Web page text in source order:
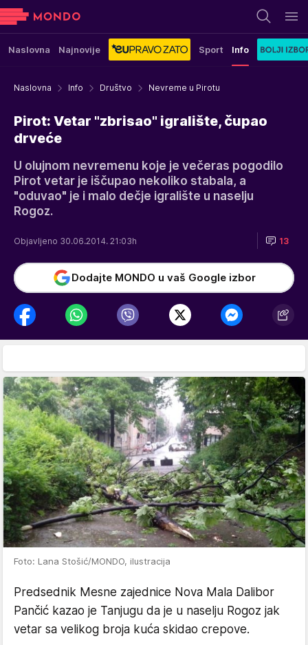
Naslovna Najnovije Sport Info
Naslovna Info Društvo Nevreme u Pirotu
Pirot: Vetar "zbrisao" igralište, čupao
drveće
U olujnom nevremenu koje je večeras pogodilo
Pirot vetar je iščupao nekoliko stabala, a
"oduvao" je i malo dečje igralište u naselju
Rogoz.
Objavljeno 30.06.2014. 21:03h 13
Dodajte MONDO u vaš Google izbor
Foto: Lana Stošić/MONDO, ilustracija
Predsednik Mesne zajednice Nova Mala Dalibor
Pančić kazao je Tanjugu da je u naselju Rogoz jak
vetar sa velikog broja kuća skidao crepove.